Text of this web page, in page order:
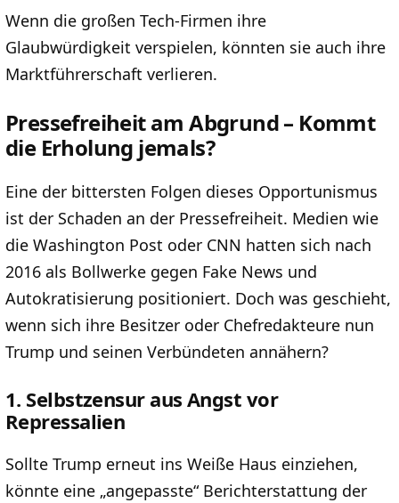
Wenn die großen Tech-Firmen ihre
Glaubwürdigkeit verspielen, könnten sie auch ihre
Marktführerschaft verlieren.
Pressefreiheit am Abgrund – Kommt
die Erholung jemals?
Eine der bittersten Folgen dieses Opportunismus
ist der Schaden an der Pressefreiheit. Medien wie
die Washington Post oder CNN hatten sich nach
2016 als Bollwerke gegen Fake News und
Autokratisierung positioniert. Doch was geschieht,
wenn sich ihre Besitzer oder Chefredakteure nun
Trump und seinen Verbündeten annähern?
1. Selbstzensur aus Angst vor
Repressalien
Sollte Trump erneut ins Weiße Haus einziehen,
könnte eine „angepasste“ Berichterstattung der